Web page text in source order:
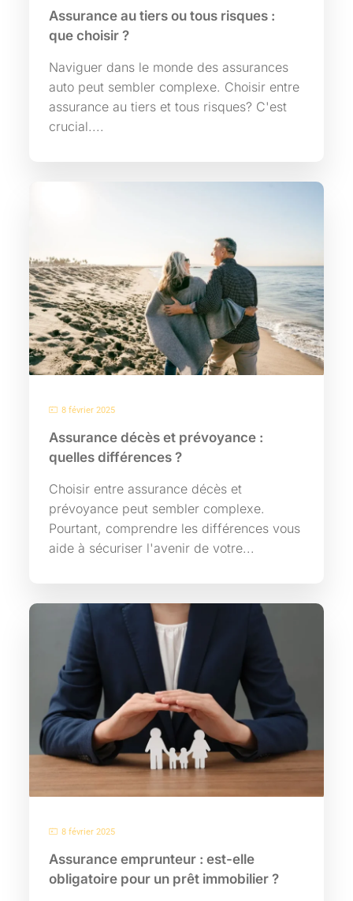
Assurance au tiers ou tous risques :
que choisir ?
Naviguer dans le monde des assurances
auto peut sembler complexe. Choisir entre
assurance au tiers et tous risques? C'est
crucial....
8 février 2025
Assurance décès et prévoyance :
quelles différences ?
Choisir entre assurance décès et
prévoyance peut sembler complexe.
Pourtant, comprendre les différences vous
aide à sécuriser l'avenir de votre...
8 février 2025
Assurance emprunteur : est-elle
obligatoire pour un prêt immobilier ?